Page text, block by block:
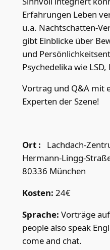
Erfahrungen Leben
u.a. Nachtschatten-
gibt Einblicke über
und
Psychedelika wie
Vortrag und Q&A mit
Experten der Szene!
Ort : Lachdach-
Hermann-Lingg-
80336 München
Kosten: 24€
Sprache: Vorträge
people also speak
come and chat.